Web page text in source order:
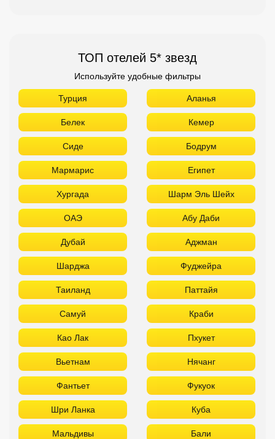
ТОП отелей 5* звезд
Используйте удобные фильтры
Турция Аланья
Белек Кемер
Сиде Бодрум
Мармарис Египет
Хургада Шарм Эль Шейх
ОАЭ Абу Даби
Дубай Аджман
Шарджа Фуджейра
Таиланд Паттайя
Самуй Краби
Као Лак Пхукет
Вьетнам Нячанг
Фантьет Фукуок
Шри Ланка Куба
Мальдивы Бали